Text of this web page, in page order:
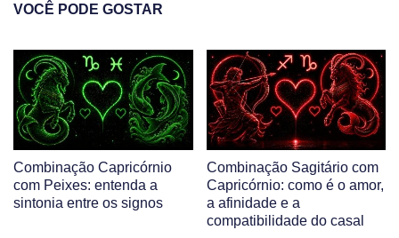
VOCÊ PODE GOSTAR
Combinação Capricórnio
com Peixes: entenda a
sintonia entre os signos
Combinação Sagitário com
Capricórnio: como é o amor,
a afinidade e a
compatibilidade do casal